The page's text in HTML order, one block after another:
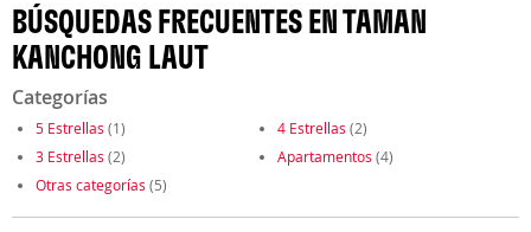
BÚSQUEDAS FRECUENTES EN TAMAN
KANCHONG LAUT
Categorías
5 Estrellas (1) 4 Estrellas (2)
3 Estrellas (2) Apartamentos (4)
Otras categorías (5)